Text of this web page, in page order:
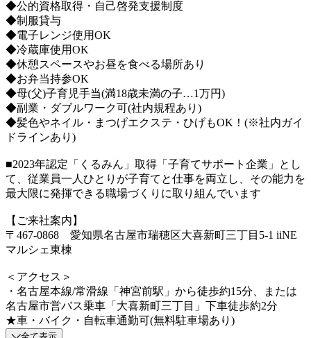
◆公的資格取得・自己啓発支援制度
◆制服貸与
◆電子レンジ使用OK
◆冷蔵庫使用OK
◆休憩スペースやお昼を食べる場所あり
◆お弁当持参OK
◆母(父)子育児手当(満18歳未満の子…1万円)
◆副業・ダブルワーク可(社内規程あり)
◆髪色やネイル・まつげエクステ・ひげもOK！(※社内ガイ
ドラインあり)
■2023年認定「くるみん」取得「子育てサポート企業」とし
て、従業員一人ひとりが子育てと仕事を両立し、その能力を
最大限に発揮できる職場づくりに取り組んでいます
【ご来社案内】
〒467-0868 愛知県名古屋市瑞穂区大喜新町三丁目5-1 iiNE
マルシェ東棟
＜アクセス＞
・名古屋本線/常滑線「神宮前駅」から徒歩約15分、または
名古屋市営バス乗車「大喜新町三丁目」下車徒歩約2分
★車・バイク・自転車通勤可(無料駐車場あり)